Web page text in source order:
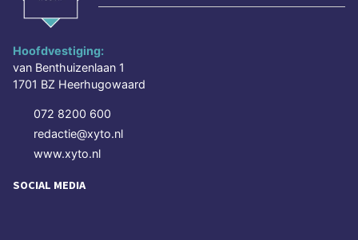
Hoofdvestiging:
van Benthuizenlaan 1
1701 BZ Heerhugowaard
072 8200 600
redactie@xyto.nl
www.xyto.nl
SOCIAL MEDIA